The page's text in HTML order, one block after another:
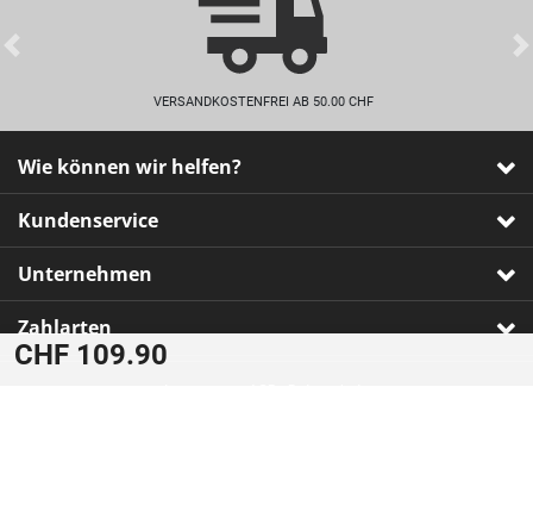
CHF 109.90
VERSANDKOSTENFREI AB 50.00 CHF
Previous
Wie können wir helfen?
Kundenservice
Unternehmen
Zahlarten